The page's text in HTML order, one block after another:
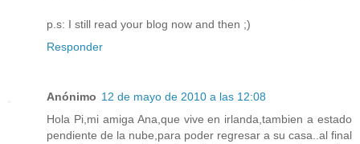
p.s: I still read your blog now and then ;)
Responder
Anónimo 12 de mayo de 2010 a las 12:08
Hola Pi,mi amiga Ana,que vive en irlanda,tambien a estado
pendiente de la nube,para poder regresar a su casa..al final